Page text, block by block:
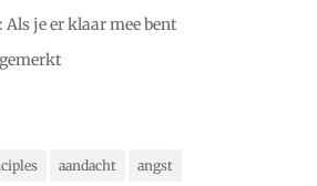
Als je er klaar mee bent
aandacht angst